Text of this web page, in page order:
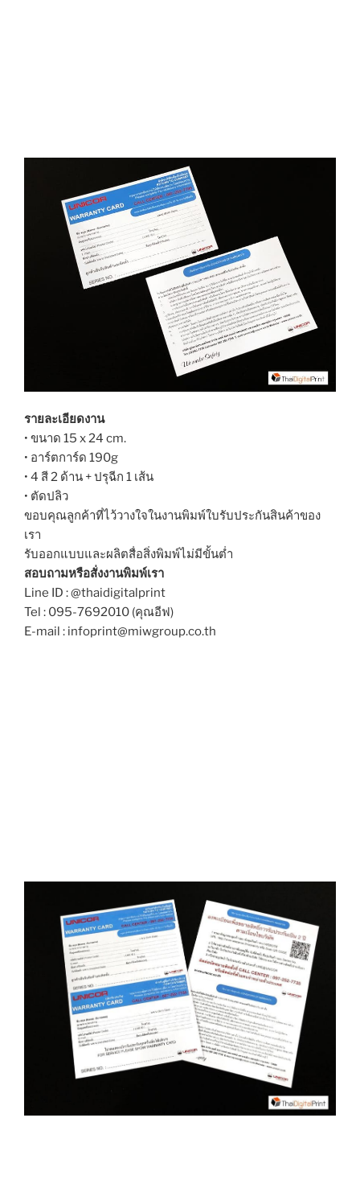
รายละเอียดงาน
• ขนาด 15 x 24 cm.
• อาร์ตการ์ด 190g
• 4 สี 2 ด้าน + ปรุฉีก 1 เส้น
• ตัดปลิว
ขอบคุณลูกค้าที่ไว้วางใจในงานพิมพ์ใบรับประกันสินค้าของ
เรา
รับออกแบบและผลิตสื่อสิ่งพิมพ์ไม่มีขั้นต่ำ
สอบถามหรือสั่งงานพิมพ์เรา
Line ID : @thaidigitalprint
Tel : 095-7692010 (คุณอีฟ)
E-mail : infoprint@miwgroup.co.th